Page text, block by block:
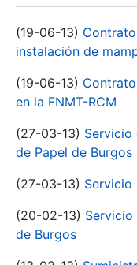
(19-06-13)
instalación de
(19-06-13)
en la FNMT-RCM
(27-03-13) Servicio
de Papel de Burgos
(27-03-13) Servicio
(20-02-13)
de Burgos